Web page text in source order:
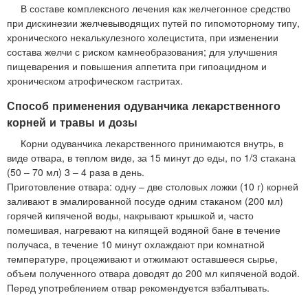
В составе комплексного лечения как желчегонное средство
при дискинезии желчевыводящих путей по гипомоторному типу,
хронического некалькулезного холецистита, при изменении
состава желчи с риском камнеобразования; для улучшения
пищеварения и повышения аппетита при гипоацидном и
хроническом атрофическом гастритах.
Способ применения одуванчика лекарственного
корней и травы и дозы
Корни одуванчика лекарственного принимаются внутрь, в
виде отвара, в теплом виде, за 15 минут до еды, по 1/3 стакана
(50 – 70 мл) 3 – 4 раза в день.
Приготовление отвара: одну – две столовых ложки (10 г) корней
заливают в эмалированной посуде одним стаканом (200 мл)
горячей кипяченой воды, накрывают крышкой и, часто
помешивая, нагревают на кипящей водяной бане в течение
получаса, в течение 10 минут охлаждают при комнатной
температуре, процеживают и отжимают оставшееся сырье,
объем полученного отвара доводят до 200 мл кипяченой водой.
Перед употреблением отвар рекомендуется взбалтывать.